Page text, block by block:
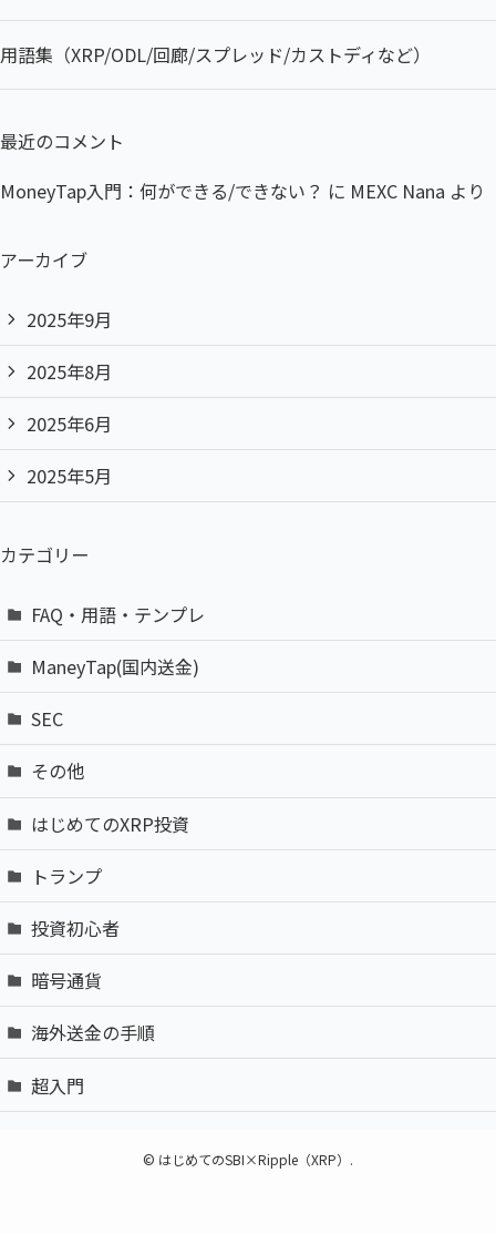
用語集（XRP/ODL/回廊/スプレッド/カストディなど）
最近のコメント
MoneyTap入門：何ができる/できない？ に MEXC Nana より
アーカイブ
2025年9月
2025年8月
2025年6月
2025年5月
カテゴリー
FAQ・用語・テンプレ
ManeyTap(国内送金)
SEC
その他
はじめてのXRP投資
トランプ
投資初心者
暗号通貨
海外送金の手順
超入門
© はじめてのSBI×Ripple（XRP）.